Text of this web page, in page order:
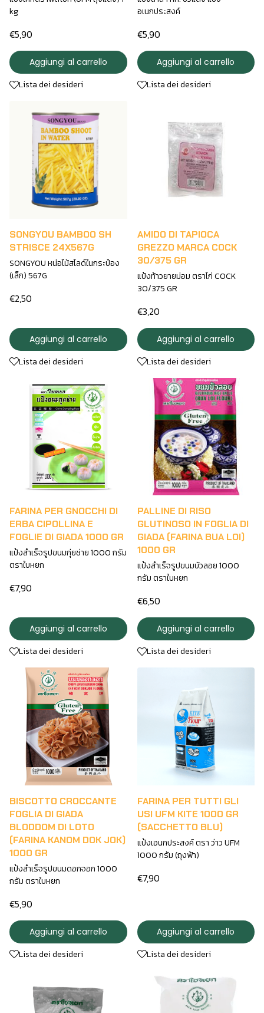
kg
€5,90
Aggiungi al carrello
Lista dei desideri
อเนกประสงค์
€5,90
Aggiungi al carrello
Lista dei desideri
SONGYOU BAMBOO SH
STRISCE 24X567G
SONGYOU หน่อไม้สไลด์ในกระป๋อง
(เล็ก) 567G
€2,50
Aggiungi al carrello
Lista dei desideri
AMIDO DI TAPIOCA
GREZZO MARCA COCK
30/375 GR
แป้งท้าวยายม่อม ตราไก่ COCK
30/375 GR
€3,20
Aggiungi al carrello
Lista dei desideri
FARINA PER GNOCCHI DI
ERBA CIPOLLINA E
FOGLIE DI GIADA 1000 GR
แป้งสำเร็จรูปขนมกุ่ยช่าย 1000 กรัม
ตราใบหยก
€7,90
Aggiungi al carrello
Lista dei desideri
PALLINE DI RISO
GLUTINOSO IN FOGLIA DI
GIADA (FARINA BUA LOI)
1000 GR
แป้งสำเร็จรูปขนมบัวลอย 1000
กรัม ตราใบหยก
€6,50
Aggiungi al carrello
Lista dei desideri
BISCOTTO CROCCANTE
FOGLIA DI GIADA
BLODDOM DI LOTO
(FARINA KANOM DOK JOK)
1000 GR
แป้งสำเร็จรูปขนมดอกจอก 1000
กรัม ตราใบหยก
€5,90
Aggiungi al carrello
Lista dei desideri
FARINA PER TUTTI GLI
USI UFM KITE 1000 GR
(SACCHETTO BLU)
แป้งเอนกประสงค์ ตรา ว่าว UFM
1000 กรัม (ถุงฟ้า)
€7,90
Aggiungi al carrello
Lista dei desideri